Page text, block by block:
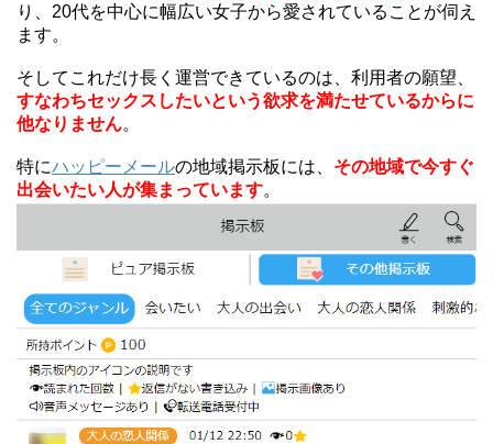
り、20代を中心に幅広い女子から愛されていることが伺え
ます。
そしてこれだけ長く運営できているのは、利用者の願望、
すなわちセックスしたいという欲求を満たせているからに
他なりません。
特にハッピーメールの地域掲示板には、 その地域で今すぐ
出会いたい人が集まっています。